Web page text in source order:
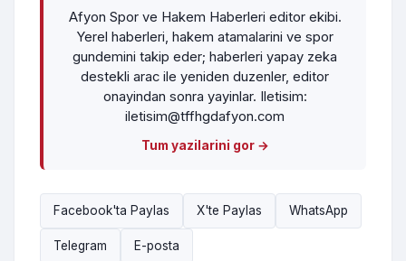
Afyon Spor ve Hakem Haberleri editor ekibi.
Yerel haberleri, hakem atamalarini ve spor
gundemini takip eder; haberleri yapay zeka
destekli arac ile yeniden duzenler, editor
onayindan sonra yayinlar. Iletisim:
iletisim@tffhgdafyon.com
Tum yazilarini gor →
Facebook'ta Paylas X'te Paylas WhatsApp
Telegram E-posta